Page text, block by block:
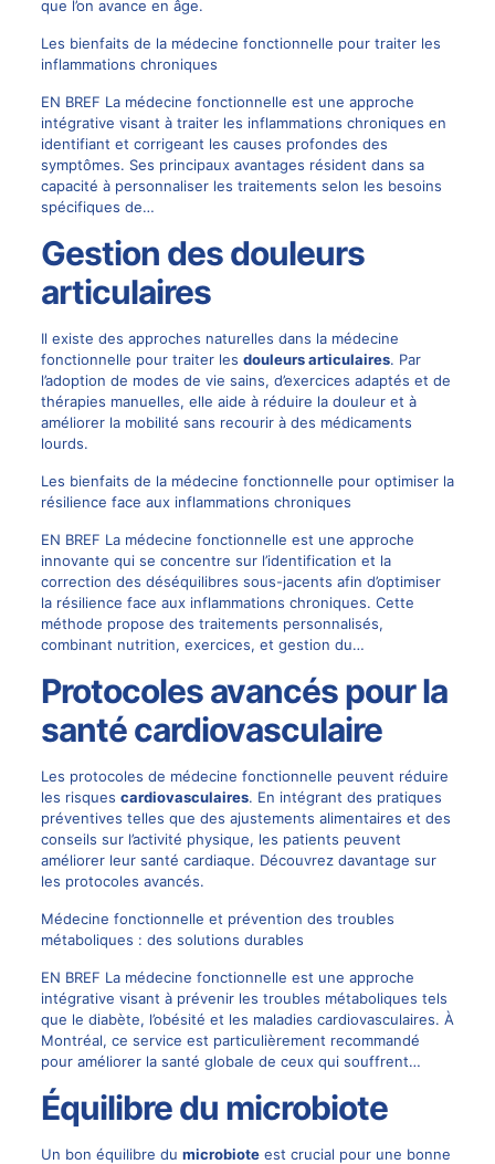
que l’on avance en âge.
Les bienfaits de la médecine fonctionnelle pour traiter les
inflammations chroniques
EN BREF La médecine fonctionnelle est une approche
intégrative visant à traiter les inflammations chroniques en
identifiant et corrigeant les causes profondes des
symptômes. Ses principaux avantages résident dans sa
capacité à personnaliser les traitements selon les besoins
spécifiques de…
Gestion des douleurs
articulaires
Il existe des approches naturelles dans la médecine
fonctionnelle pour traiter les douleurs articulaires. Par
l’adoption de modes de vie sains, d’exercices adaptés et de
thérapies manuelles, elle aide à réduire la douleur et à
améliorer la mobilité sans recourir à des médicaments
lourds.
Les bienfaits de la médecine fonctionnelle pour optimiser la
résilience face aux inflammations chroniques
EN BREF La médecine fonctionnelle est une approche
innovante qui se concentre sur l’identification et la
correction des déséquilibres sous-jacents afin d’optimiser
la résilience face aux inflammations chroniques. Cette
méthode propose des traitements personnalisés,
combinant nutrition, exercices, et gestion du…
Protocoles avancés pour la
santé cardiovasculaire
Les protocoles de médecine fonctionnelle peuvent réduire
les risques cardiovasculaires. En intégrant des pratiques
préventives telles que des ajustements alimentaires et des
conseils sur l’activité physique, les patients peuvent
améliorer leur santé cardiaque. Découvrez davantage sur
les protocoles avancés.
Médecine fonctionnelle et prévention des troubles
métaboliques : des solutions durables
EN BREF La médecine fonctionnelle est une approche
intégrative visant à prévenir les troubles métaboliques tels
que le diabète, l’obésité et les maladies cardiovasculaires. À
Montréal, ce service est particulièrement recommandé
pour améliorer la santé globale de ceux qui souffrent…
Équilibre du microbiote
Un bon équilibre du microbioteest crucial pour une bonne